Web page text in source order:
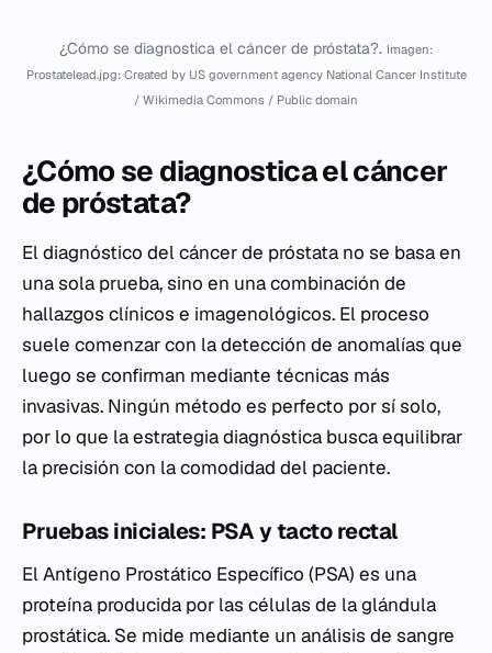
¿Cómo se diagnostica el cáncer de próstata?. Imagen:
Prostatelead.jpg: Created by US government agency National Cancer Institute
/ Wikimedia Commons / Public domain
¿Cómo se diagnostica el cáncer
de próstata?
El diagnóstico del cáncer de próstata no se basa en
una sola prueba, sino en una combinación de
hallazgos clínicos e imagenológicos. El proceso
suele comenzar con la detección de anomalías que
luego se confirman mediante técnicas más
invasivas. Ningún método es perfecto por sí solo,
por lo que la estrategia diagnóstica busca equilibrar
la precisión con la comodidad del paciente.
Pruebas iniciales: PSA y tacto rectal
El Antígeno Prostático Específico (PSA) es una
proteína producida por las células de la glándula
prostática. Se mide mediante un análisis de sangre